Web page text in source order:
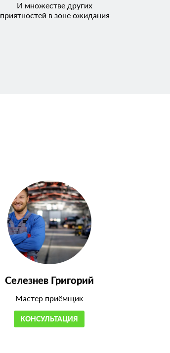
И множестве других
приятностей в зоне ожидания
Селезнев Григорий
Мастер приёмщик
КОНСУЛЬТАЦИЯ